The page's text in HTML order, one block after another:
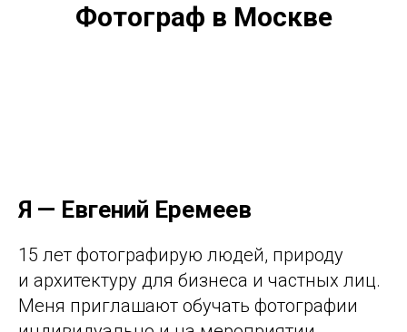
Фотограф в Москве
Я — Евгений Еремеев
15 лет фотографирую людей, природу
и архитектуру для бизнеса и частных лиц.
Меня приглашают обучать фотографии